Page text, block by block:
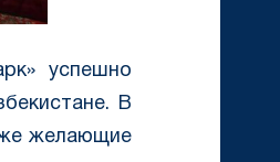
успешно
В
желающие